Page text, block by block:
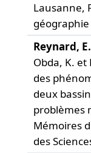
Lausanne,
géographie
Reynard, E.
Obda, K. et
des
deux
problèmes
Mémoires
des